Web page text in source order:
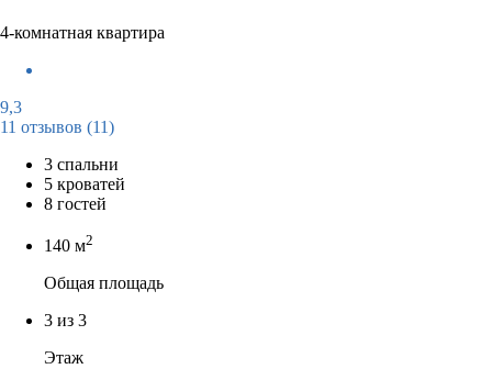
4-комнатная квартира
9,3
11 отзывов (11)
3 спальни
5 кроватей
8 гостей
140 м2
Общая площадь
3 из 3
Этаж